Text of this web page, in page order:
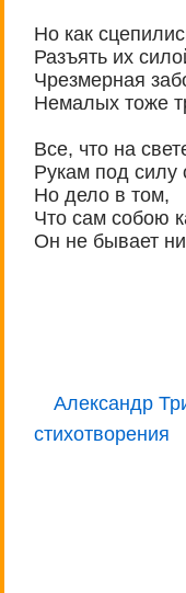
Но как
Разъять их
Чрезмерная
Немалых тоже
Все, что на
Рукам под силу
Но дело в том,
Что сам собою
Он не бывает
Александр
стихотворения